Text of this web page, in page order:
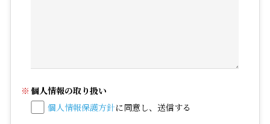
個人情報の取り扱い
個人情報保護方針に同意し、送信する